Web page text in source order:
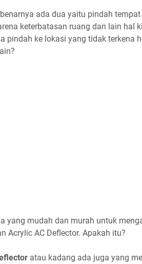
ada dua yaitu pindah
keterbatasan ruang dan lain hal
pindah ke lokasi yang tidak terkena
yang mudah dan murah untuk
Acrylic AC Deflector. Apakah itu?
atau kadang ada juga yang